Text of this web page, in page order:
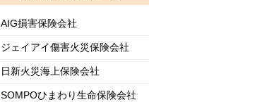
AIG損害保険会社
ジェイアイ傷害火災保険会社
日新火災海上保険会社
SOMPOひまわり生命保険会社